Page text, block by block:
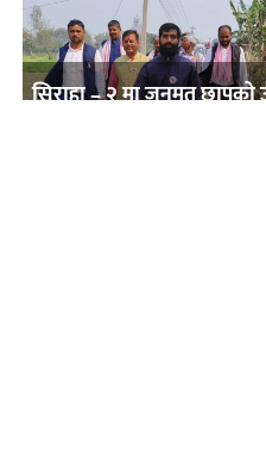
सिराहा – २ मा जनमत छापको